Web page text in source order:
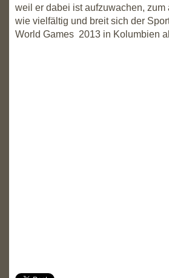
weil er dabei ist aufzuwachen,
wie vielfältig und breit sich der
World Games 2013 in Kolumbien